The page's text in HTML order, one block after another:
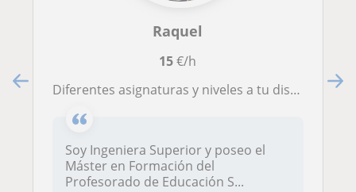
Raquel
15€/h
Diferentes asignaturas y niveles a tu disposición
Soy Ingeniera Superior y poseo el
Máster en Formación del
Profesorado de Educación S...